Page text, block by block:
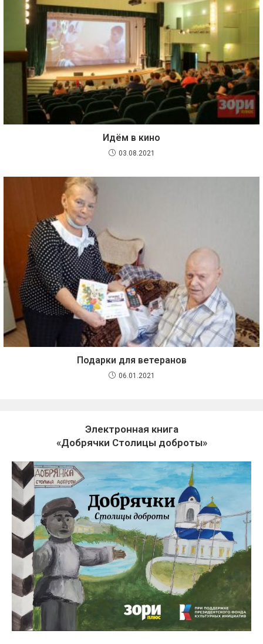
Идём в кино
03.08.2021
Подарки для ветеранов
06.01.2021
Электронная книга
«Добрячки Столицы доброты»